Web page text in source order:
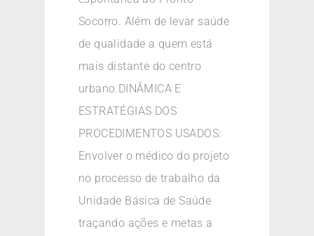
Socorro. Além de levar saúde
de qualidade a quem está
mais distante do centro
urbano.DINÂMICA E
ESTRATÉGIAS DOS
PROCEDIMENTOS USADOS:
Envolver o médico do projeto
no processo de trabalho da
Unidade Básica de Saúde
traçando ações e metas a